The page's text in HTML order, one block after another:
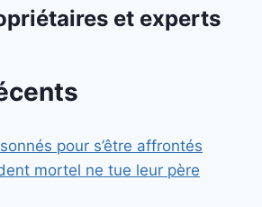
et experts
pour s’être affrontés
mortel ne tue leur père